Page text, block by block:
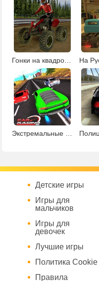
Гонки на квадроциклах 3Д
Экстремальные уличные гонки
Детские игры
Игры для
мальчиков
Игры для
девочек
Лучшие игры
Политика Cookie
Правила